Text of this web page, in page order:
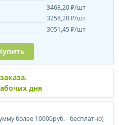
3468,20 ₽/шт
3258,20 ₽/шт
3051,45 ₽/шт
дня
более 10000руб. - бесплатно)